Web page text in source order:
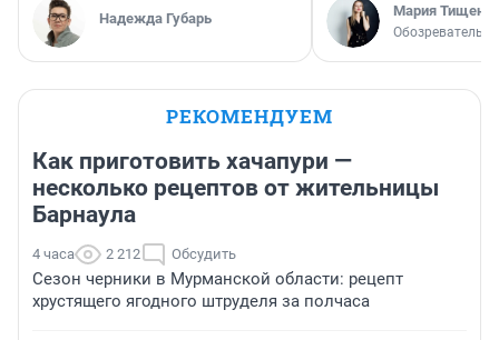
Надежда Губарь Мария Тищенко
Обозреватель
РЕКОМЕНДУЕМ
Как приготовить хачапури —
несколько рецептов от жительницы
Барнаула
4 часа 2 212 Обсудить
Сезон черники в Мурманской области: рецепт
хрустящего ягодного штруделя за полчаса